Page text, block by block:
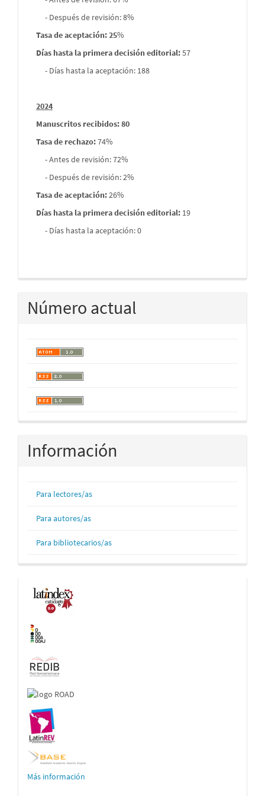
- Después de revisión: 8%
Tasa de aceptación: 25%
Días hasta la primera decisión editorial:57
- Días hasta la aceptación: 188
2024
Manuscritos recibidos: 80
Tasa de rechazo:74%
- Antes de revisión: 72%
- Después de revisión: 2%
Tasa de aceptación:26%
Días hasta la primera decisión editorial: 19
- Días hasta la aceptación: 0
Número actual
Información
Para lectores/as
Para autores/as
Para bibliotecarios/as
Indexaciones
Más información